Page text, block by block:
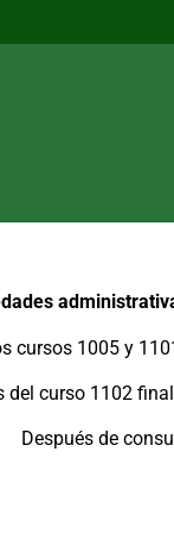
cursos 1005 y
del curso 1102
Después de